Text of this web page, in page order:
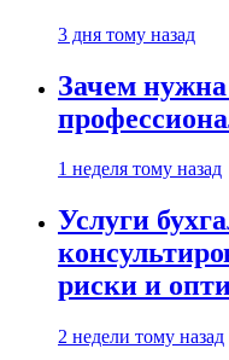
3 дня тому назад
Зачем
1 неделя тому назад
Услуги
риски и
2 недели тому назад